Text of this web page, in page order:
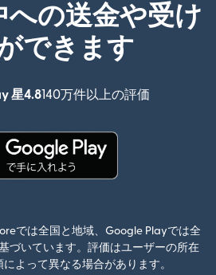
への送金や受け
できます
星4.8140万件以上の評価
（別ウィン
では全国と地域、Google Playでは全
づいています。評価はユーザーの所在
よって異なる場合があります。